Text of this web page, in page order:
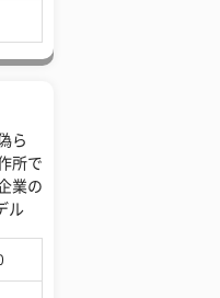
ら
所で
業の
ル